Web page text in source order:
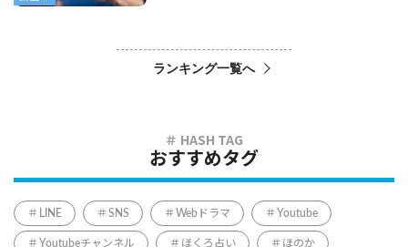
ランキング一覧へ
おすすめタグ
LINE SNS Webドラマ Youtube
Youtubeチャンネル ほくろ占い ほのか